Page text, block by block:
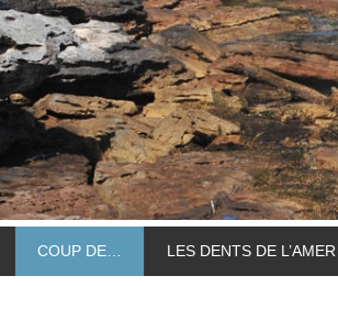
COUP DE… LES DENTS DE L’AMER